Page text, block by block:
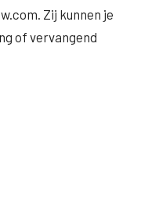
. Zij kunnen je
of vervangend